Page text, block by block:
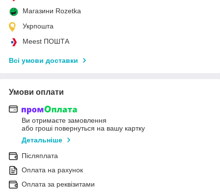
Магазини Rozetka
Укрпошта
Meest ПОШТА
Всі умови доставки
Умови оплати
Ви отримаєте замовлення
або гроші повернуться на вашу картку
Детальніше
Післяплата
Оплата на рахунок
Оплата за реквізитами